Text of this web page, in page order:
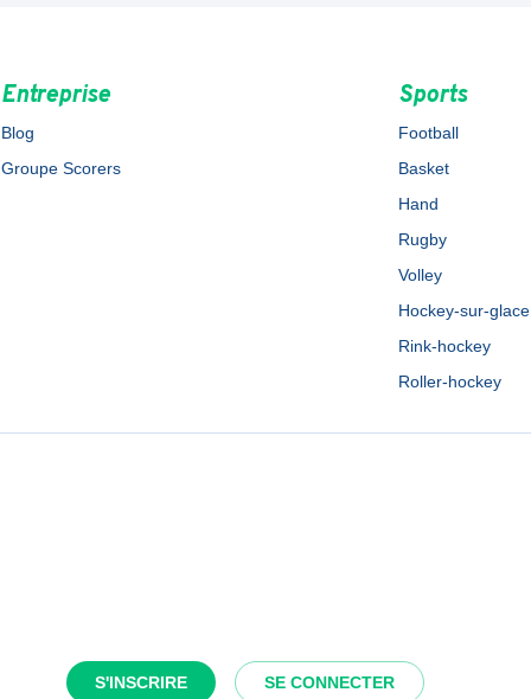
S'INSCRIRE SE CONNECTER
Entreprise
Blog
Groupe Scorers
Sports
Football
Basket
Hand
Rugby
Volley
Hockey-sur-glace
Rink-hockey
Roller-hockey